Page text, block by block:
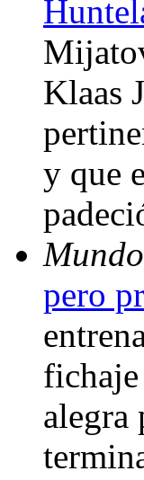
Klaas
y que
pero
alegra